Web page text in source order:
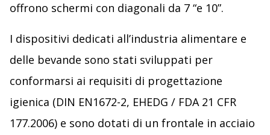
offrono schermi con diagonali da 7 “e 10”.
I dispositivi dedicati all’industria alimentare e
delle bevande sono stati sviluppati per
conformarsi ai requisiti di progettazione
igienica (DIN EN1672-2, EHEDG / FDA 21 CFR
177.2006) e sono dotati di un frontale in acciaio